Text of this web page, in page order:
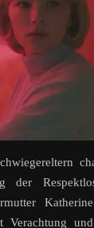
der
Verachtung